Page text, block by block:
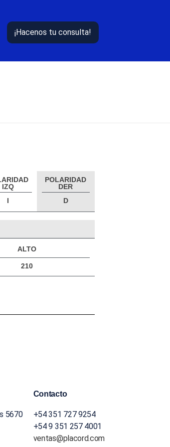
¡Hacenos tu consulta!
IZQ
I
POLARIDAD
DER
D
ALTO
210
5670
Contacto
+54 351 727 9254
+54 9 351 257 4001
ventas@placord.com